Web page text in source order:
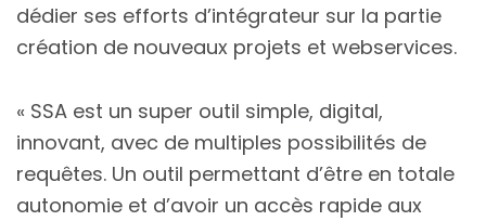
dédier ses efforts d’intégrateur sur la partie
création de nouveaux projets et webservices.
« SSA est un super outil simple, digital,
innovant, avec de multiples possibilités de
requêtes. Un outil permettant d’être en totale
autonomie et d’avoir un accès rapide aux